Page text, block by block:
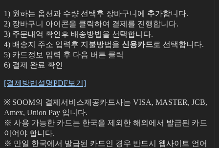
1) 원하는 옵션과 수량 선택후 장바구니에 추가합니다.
2) 장바구니 아이콘을 클릭하여 결제를 진행합니다.
3) 주문내역 확인후 배송방법을 선택합니다.
4) 배송지 주소 입력후 지불방법을 신용카드로 선택합니다.
5) 카드정보 입력 후 다음 버튼 클릭
6) 결제 완료 확인
[결제방법설명PDF보기]
※ SOOM의 결제서비스제공카드사는 VISA, MASTER, JCB,
Amex, Union Pay 입니다.
※ 사용 가능한 카드는 한국을 제외한 해외에서 발급된 카드
이어야 합니다.
※ 만일 한국에서 발급된 카드인 경우 반드시 웹사이트 언어